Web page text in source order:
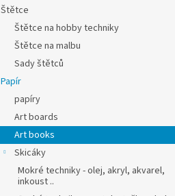
Štětce
Štětce na hobby techniky
Štětce na malbu
Sady štětců
Papír
papíry
Art boards
Art books
Skicáky
Mokré techniky - olej, akryl, akvarel,
inkoust ..